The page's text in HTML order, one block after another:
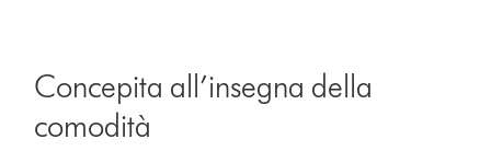
Concepita all’insegna della
comodità